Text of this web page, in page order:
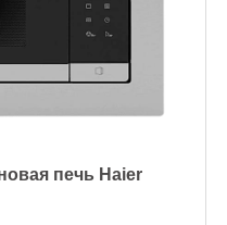
печь Haier